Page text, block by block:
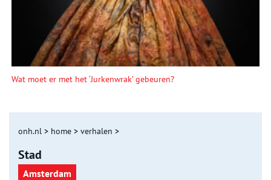
Wat moet er met het ‘Jurkenwrak’ gebeuren?
onh.nl > home > verhalen >
Stad
Amsterdam